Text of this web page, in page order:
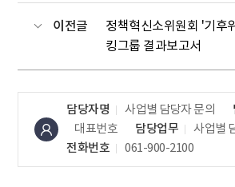
이전글
정책혁신소위원회 '기후
킹그룹 결과보고서
담당자명 사업별 담당자 문의
대표번호
담당업무
사업별
전화번호
061-900-2100